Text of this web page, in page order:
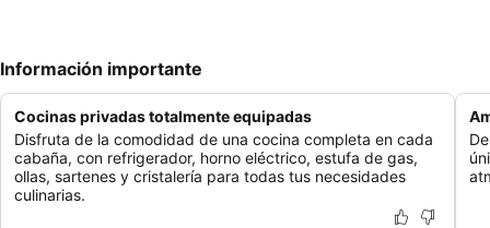
Información importante
Cocinas privadas totalmente equipadas
Disfruta de la comodidad de una cocina completa en cada
cabaña, con refrigerador, horno eléctrico, estufa de gas,
ollas, sartenes y cristalería para todas tus necesidades
culinarias.